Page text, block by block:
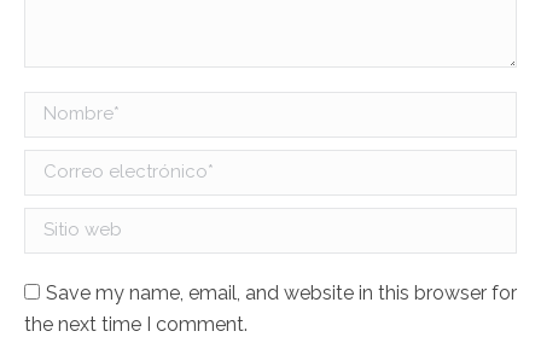
Nombre *
Correo electrónico *
Sitio web
Save my name, email, and website in this browser for
the next time I comment.